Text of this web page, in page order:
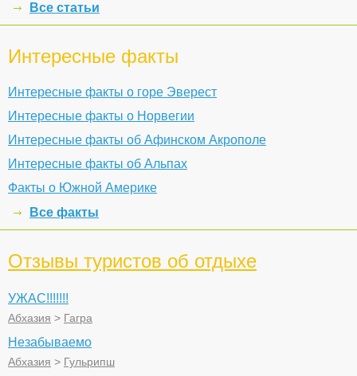
Все статьи
Интересные факты
Интересные факты о горе Эверест
Интересные факты о Норвегии
Интересные факты об Афинском Акрополе
Интересные факты об Альпах
Факты о Южной Америке
Все факты
Отзывы туристов об отдыхе
УЖАС!!!!!!!
Абхазия > Гагра
Незабываемо
Абхазия > Гульрипш